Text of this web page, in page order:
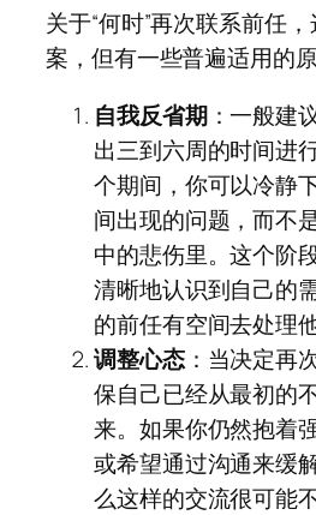
关于“何时”再次联系前任
案，但有一些普遍适用的
自我反省期：一般建
出三到六周的时间进
个期间，你可以冷静
间出现的问题，而不
中的悲伤里。这个阶
清晰地认识到自己的
的前任有空间去处理
调整心态：当决定再
保自己已经从最初的
来。如果你仍然抱着
或希望通过沟通来缓
么这样的交流很可能